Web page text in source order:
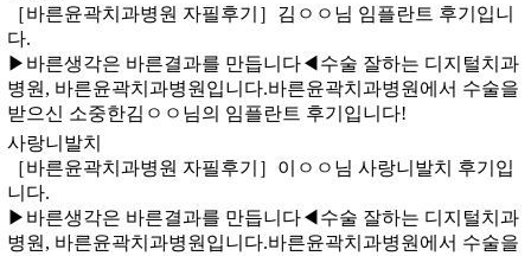
［바른윤곽치과병원 자필후기］김ㅇㅇ님 임플란트 후기입니
다.
​▶바른생각은 바른결과를 만듭니다◀수술 잘하는 디지털치과
병원, 바른윤곽치과병원입니다. 바른윤곽치과병원에서 수술을
받으신 소중한김ㅇㅇ님의 임플란트 후기입니다!
사랑니발치
［바른윤곽치과병원 자필후기］이ㅇㅇ님 사랑니발치 후기입
니다.
​▶바른생각은 바른결과를 만듭니다◀수술 잘하는 디지털치과
병원, 바른윤곽치과병원입니다. 바른윤곽치과병원에서 수술을